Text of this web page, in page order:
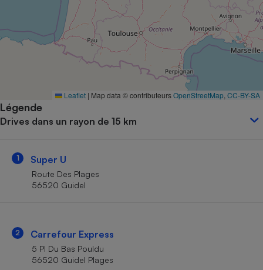
Leaflet | Map data © contributeursOpenStreetMap CC-BY-SA
Légende
Drives dans un rayon de 15 km
1 Super U
Route Des Plages
56520 Guidel
2 Carrefour Express
5 Pl Du Bas Pouldu
56520 Guidel Plages
Complément
alimentaire
Assurance emprunteur
Petit électroménager -
Mutuelle